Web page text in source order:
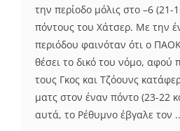
την περίοδο μόλις στο –6
πόντους του Χάτσερ. Με την
περιόδου φαινόταν ότι ο
θέσει το δικό του νόμο, αφού
τους Γκος και Τζόουνς
ματς στον έναν πόντο (23-22
αυτά, το Ρέθυμνο έβγαλε τον